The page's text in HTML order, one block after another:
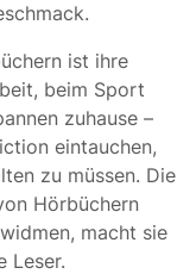
ist ihre
beim Sport
zuhause –
eintauchen,
zu müssen. Die
Hörbüchern
macht sie
Leser.